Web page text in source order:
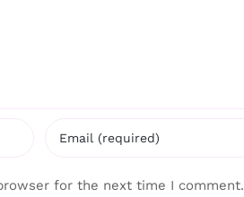
for the next time I comment.